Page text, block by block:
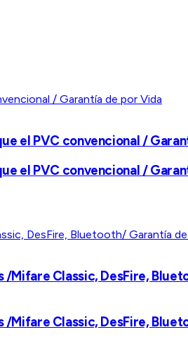
el PVC convencional /
el PVC convencional /
/Mifare Classic, DesFire,
/Mifare Classic, DesFire,